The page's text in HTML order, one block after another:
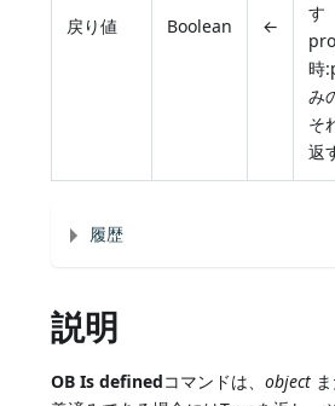
戻り値 Boolean ←
す
時
み
そ
返
履歴
説明
OB Is definedコマンドは、object